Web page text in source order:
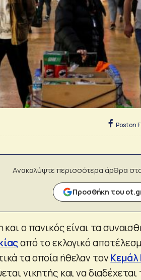
Post on
Ανακαλύψτε περισσότερα άρθρα
Προσθήκη του
ο πανικός είναι τα
από το εκλογικό
τα οποία ήθελαν τονΚεμάλ
νικητής και να